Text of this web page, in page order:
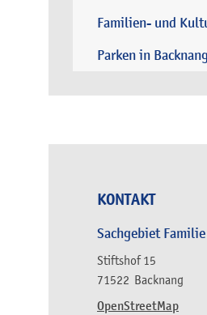
Familien- und
Parken in Backnang
KONTAKT
Sachgebiet
Stiftshof 15
71522 Backnang
OpenStreetMap